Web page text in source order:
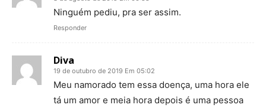
Ninguém pediu, pra ser assim.
Responder
Diva
19 de outubro de 2019 Em 05:02
Meu namorado tem essa doença, uma hora ele
tá um amor e meia hora depois é uma pessoa